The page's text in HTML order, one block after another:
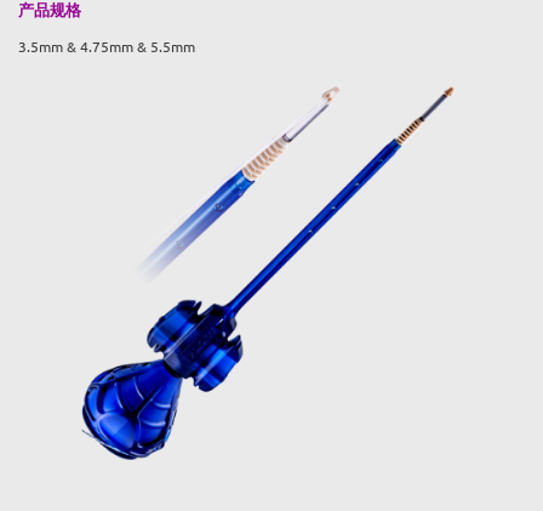
产品规格
3.5mm & 4.75mm & 5.5mm